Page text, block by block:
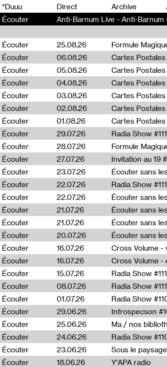
*Duuu Direct Archive
Écouter
Anti-Barnum Live - Anti-Barnum
Écouter 25.08.26 Formule
Écouter
06.08.26 Cartes
Écouter
05.08.26 Cartes
Écouter
04.08.26 Cartes
Écouter
03.08.26 Cartes
Écouter
02.08.26 Cartes
Écouter
01.08.26 Cartes
Écouter
29.07.26
Écouter
28.07.26 Formule
Écouter
27.07.26 Invitation au 19
Écouter
23.07.26 Écouter sans
Écouter
22.07.26
Écouter
22.07.26 Écouter sans
Écouter
21.07.26 Écouter sans
Écouter
21.07.26 Écouter sans
Écouter
20.07.26 Écouter sans
Écouter
16.07.26 Cross Volume -
Écouter
16.07.26 Cross Volume -
Écouter
15.07.26
Écouter
08.07.26
Écouter
01.07.26 Radia Show
Écouter
29.06.26 Introspecson
Écouter
25.06.26 Ma / nos
Écouter
24.06.26
Écouter
23.06.26
Écouter
18.06.26 Y'APA radio